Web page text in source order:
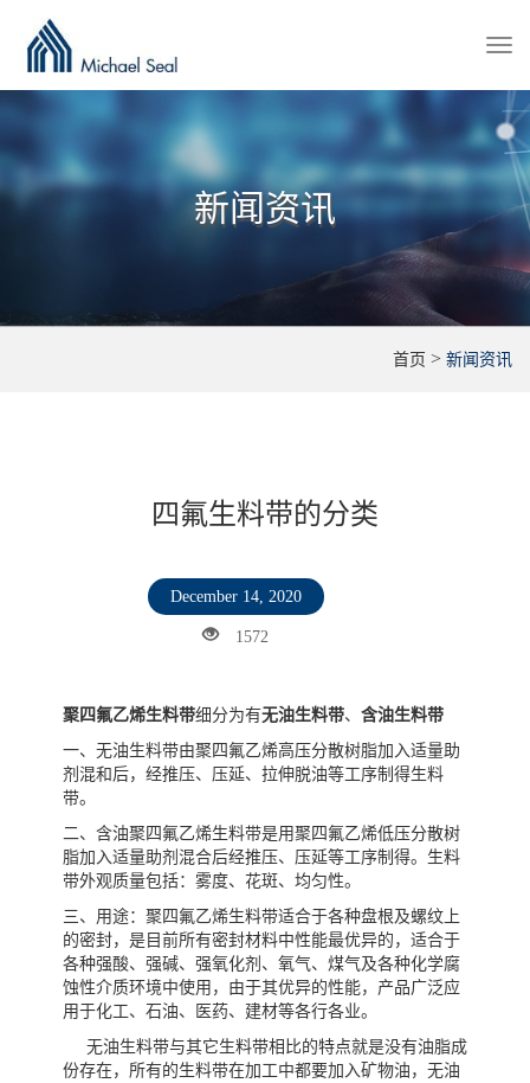
新闻资讯
首页 > 新闻资讯
四氟生料带的分类
December 14, 2020
1572
聚四氟乙烯生料带细分为有无油生料带、 含油生料带
一、无油生料带由聚四氟乙烯高压分散树脂加入适量助
剂混和后，经推压、压延、拉伸脱油等工序制得生料
带。
二、含油聚四氟乙烯生料带是用聚四氟乙烯低压分散树
脂加入适量助剂混合后经推压、压延等工序制得。生料
带外观质量包括：雾度、花斑、均匀性。
三、用途：聚四氟乙烯生料带适合于各种盘根及螺纹上
的密封，是目前所有密封材料中性能最优异的，适合于
各种强酸、强碱、强氧化剂、氧气、煤气及各种化学腐
蚀性介质环境中使用，由于其优异的性能，产品广泛应
用于化工、石油、医药、建材等各行各业。
无油生料带与其它生料带相比的特点就是没有油脂成
份存在，所有的生料带在加工中都要加入矿物油，无油